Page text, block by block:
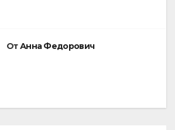
ОтАнна Федорович